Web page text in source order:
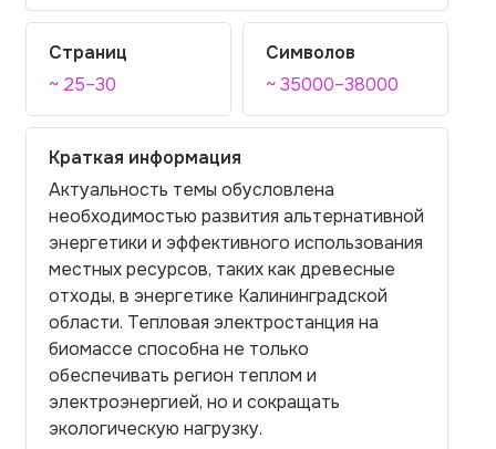
Страниц
~ 25–30
Символов
~ 35000–38000
Краткая информация
Актуальность темы обусловлена
необходимостью развития альтернативной
энергетики и эффективного использования
местных ресурсов, таких как древесные
отходы, в энергетике Калининградской
области. Тепловая электростанция на
биомассе способна не только
обеспечивать регион теплом и
электроэнергией, но и сокращать
экологическую нагрузку.